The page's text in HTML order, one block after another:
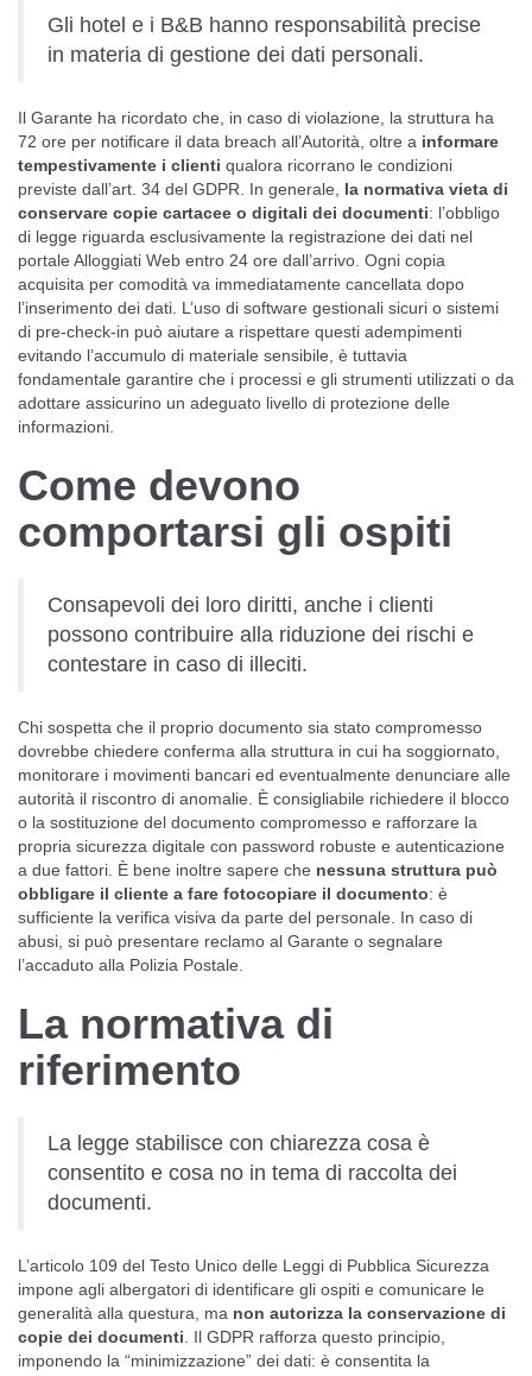
Gli hotel e i B&B hanno responsabilità precise
in materia di gestione dei dati personali.
Il Garante ha ricordato che, in caso di violazione, la struttura ha
72 ore per notificare il data breach all’Autorità, oltre a informare
tempestivamente i clienti qualora ricorrano le condizioni
previste dall’art. 34 del GDPR. In generale, la normativa vieta di
conservare copie cartacee o digitali dei documenti: l’obbligo
di legge riguarda esclusivamente la registrazione dei dati nel
portale Alloggiati Web entro 24 ore dall’arrivo. Ogni copia
acquisita per comodità va immediatamente cancellata dopo
l’inserimento dei dati. L’uso di software gestionali sicuri o sistemi
di pre-check-in può aiutare a rispettare questi adempimenti
evitando l’accumulo di materiale sensibile, è tuttavia
fondamentale garantire che i processi e gli strumenti utilizzati o da
adottare assicurino un adeguato livello di protezione delle
informazioni.
Come devono
comportarsi gli ospiti
Consapevoli dei loro diritti, anche i clienti
possono contribuire alla riduzione dei rischi e
contestare in caso di illeciti.
Chi sospetta che il proprio documento sia stato compromesso
dovrebbe chiedere conferma alla struttura in cui ha soggiornato,
monitorare i movimenti bancari ed eventualmente denunciare alle
autorità il riscontro di anomalie. È consigliabile richiedere il blocco
o la sostituzione del documento compromesso e rafforzare la
propria sicurezza digitale con password robuste e autenticazione
a due fattori. È bene inoltre sapere che nessuna struttura può
obbligare il cliente a fare fotocopiare il documento: è
sufficiente la verifica visiva da parte del personale. In caso di
abusi, si può presentare reclamo al Garante o segnalare
l’accaduto alla Polizia Postale.
La normativa di
riferimento
La legge stabilisce con chiarezza cosa è
consentito e cosa no in tema di raccolta dei
documenti.
L’articolo 109 del Testo Unico delle Leggi di Pubblica Sicurezza
impone agli albergatori di identificare gli ospiti e comunicare le
generalità alla questura, ma non autorizza la conservazione di
copie dei documenti . Il GDPR rafforza questo principio,
imponendo la “minimizzazione” dei dati: è consentita la